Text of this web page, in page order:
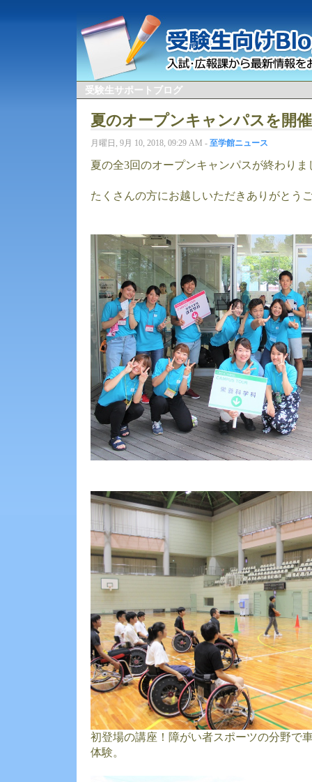
受験生サポートブログ
夏のオープンキャンパスを開
月曜日, 9月 10, 2018, 09:29 AM - 至学館ニュース
夏の全3回のオープンキャンパスが終わりま
たくさんの方にお越しいただきありがとう
初登場の講座！障がい者スポーツの分野で
体験。